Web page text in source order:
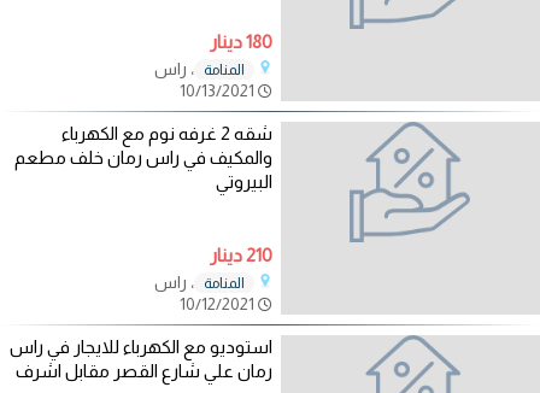
180 دينار
المنامة
، راس
شقه 2 غرفه نوم مع الكهرباء
والمكيف في راس رمان خلف مطعم
البيروتي
210 دينار
المنامة
، راس
استوديو مع الكهرباء للايجار في راس
رمان علي شارع القصر مقابل اشرف